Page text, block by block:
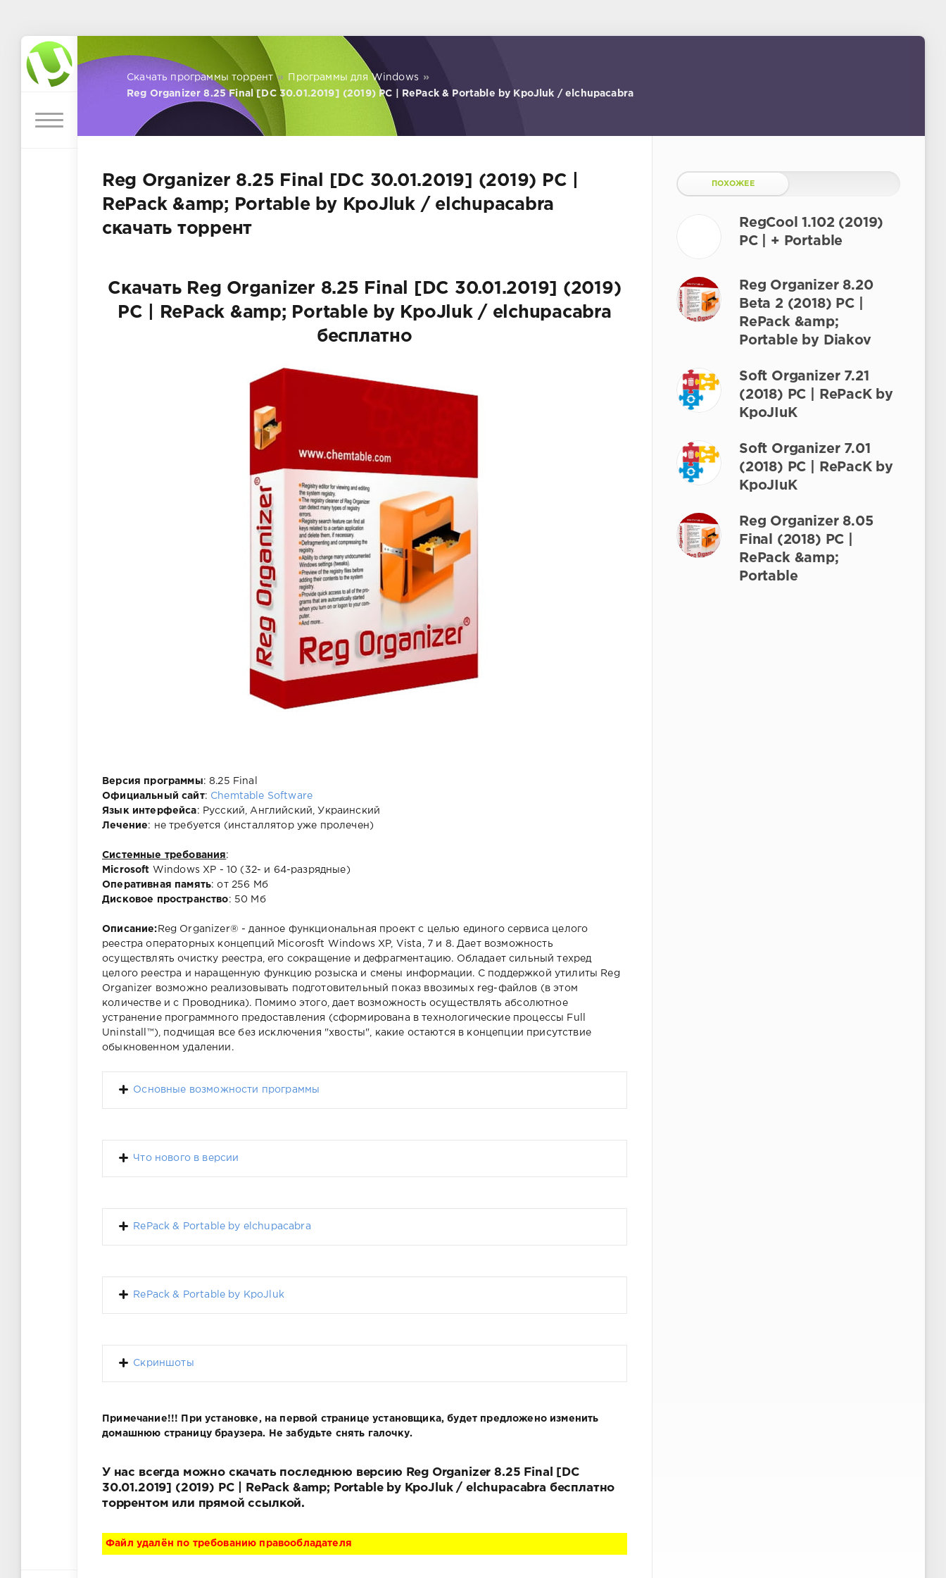
Скачать программы торрент » Программы для Windows
»
Reg Organizer 8.25 Final [DC 30.01.2019] (2019) PC | RePack & Portable by KpoJluk / elchupacabra
Reg Organizer 8.25 Final [DC 30.01.2019] (2019) PC |
RePack &amp; Portable by KpoJluk / elchupacabra
скачать торрент
Скачать Reg Organizer 8.25 Final [DC 30.01.2019] (2019)
PC | RePack &amp; Portable by KpoJluk / elchupacabra
бесплатно
Версия программы: 8.25 Final
Официальный сайт: Chemtable Software
Язык интерфейса: Русский, Английский, Украинский
Лечение: не требуется (инсталлятор уже пролечен)
Системные требования:
Microsoft Windows XP - 10 (32- и 64-разрядные)
Оперативная память: от 256 Мб
Дисковое пространство: 50 Мб
Описание: Reg Organizer® - данное функциональная проект с целью единого сервиса целого
реестра операторных концепций Micorosft Windows XP, Vista, 7 и 8. Дает возможность
осуществлять очистку реестра, его сокращение и дефрагментацию. Обладает сильный техред
целого реестра и наращенную функцию розыска и смены информации. С поддержкой утилиты Reg
Organizer возможно реализовывать подготовительный показ ввозимых reg-файлов (в этом
количестве и с Проводника). Помимо этого, дает возможность осуществлять абсолютное
устранение программного предоставления (сформирована в технологические процессы Full
Uninstall™), подчищая все без исключения "хвосты", какие остаются в концепции присутствие
обыкновенном удалении.
Основные возможности программы
Что нового в версии
RePack & Portable by elchupacabra
RePack & Portable by KpoJluk
Скриншоты
Примечание!!! При установке, на первой странице установщика, будет предложено изменить
домашнюю страницу браузера. Не забудьте снять галочку.
У нас всегда можно скачать последнюю версию Reg Organizer 8.25 Final [DC
30.01.2019] (2019) PC | RePack &amp; Portable by KpoJluk / elchupacabra бесплатно
торрентом или прямой ссылкой.
Файл удалён по требованию правообладателя
ПОХОЖЕЕ
RegCool 1.102 (2019)
PC | + Portable
Reg Organizer 8.20
Beta 2 (2018) PC |
RePack &amp;
Portable by Diakov
Soft Organizer 7.21
(2018) РС | RePacK by
KpoJIuK
Soft Organizer 7.01
(2018) РС | RePacK by
KpoJIuK
Reg Organizer 8.05
Final (2018) PC |
RePack &amp;
Portable